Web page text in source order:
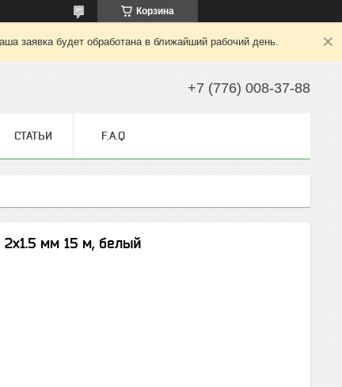
Корзина
заявка будет обработана в ближайший рабочий день.
+7 (776) 008-37-88
СТАТЬИ F.A.Q
мм 15 м, белый